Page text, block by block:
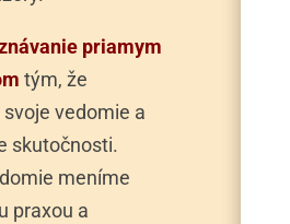
priamym
tým, že
vedomie a
skutočnosti.
meníme
praxou a